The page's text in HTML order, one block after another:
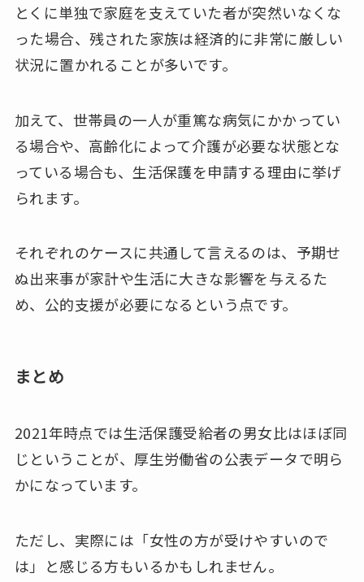
とくに単独で家庭を支えていた者が突然いなくな
った場合、残された家族は経済的に非常に厳しい
状況に置かれることが多いです。
加えて、世帯員の一人が重篤な病気にかかってい
る場合や、高齢化によって介護が必要な状態とな
っている場合も、生活保護を申請する理由に挙げ
られます。
それぞれのケースに共通して言えるのは、予期せ
ぬ出来事が家計や生活に大きな影響を与えるた
め、公的支援が必要になるという点です。
まとめ
2021年時点では生活保護受給者の男女比はほぼ同
じということが、厚生労働省の公表データで明ら
かになっています。
ただし、実際には「女性の方が受けやすいので
は」と感じる方もいるかもしれません。